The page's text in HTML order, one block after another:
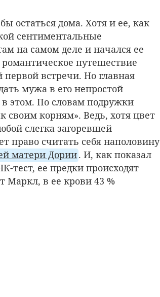
остаться дома. Хотя и ее, как
сентиментальные
на самом деле и начался ее
путешествие
первой встречи. Но главная
мужа в его непростой
в этом. По словам подружки
своим корням». Ведь, хотя цвет
слегка загоревшей
право считать себя наполовину
матери Дории. И, как показал
тест, ее предки происходят
Маркл, в ее крови 43 %